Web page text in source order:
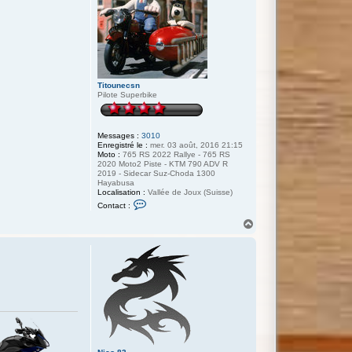
Titounecsn
Pilote Superbike
Messages : 3010
Enregistré le : mer. 03 août, 2016 21:15
Moto : 765 RS 2022 Rallye - 765 RS
2020 Moto2 Piste - KTM 790 ADV R
2019 - Sidecar Suz-Choda 1300
Hayabusa
Localisation : Vallée de Joux (Suisse)
Contact :
a
c
t
e
r
o
u
n
e